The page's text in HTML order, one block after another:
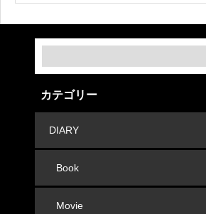
カテゴリー
DIARY
Book
Movie